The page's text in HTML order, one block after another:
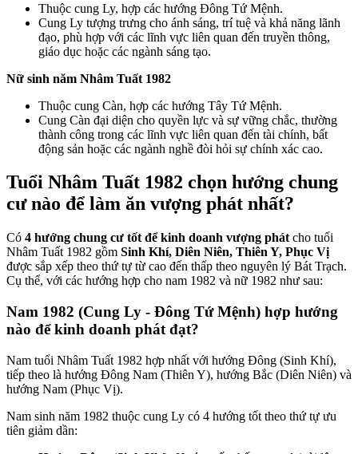
Thuộc cung Ly, hợp các hướng Đông Tứ Mệnh.
Cung Ly tượng trưng cho ánh sáng, trí tuệ và khả năng lãnh
đạo, phù hợp với các lĩnh vực liên quan đến truyền thông,
giáo dục hoặc các ngành sáng tạo.
Nữ sinh năm Nhâm Tuất 1982
Thuộc cung Càn, hợp các hướng Tây Tứ Mệnh.
Cung Càn đại diện cho quyền lực và sự vững chắc, thường
thành công trong các lĩnh vực liên quan đến tài chính, bất
động sản hoặc các ngành nghề đòi hỏi sự chính xác cao.
Tuổi Nhâm Tuất 1982 chọn hướng chung
cư nào để làm ăn vượng phát nhất?
Có 4 hướng chung cư tốt để kinh doanh vượng phát cho tuổi
Nhâm Tuất 1982 gồm Sinh Khí, Diên Niên, Thiên Y, Phục Vị
được sắp xếp theo thứ tự từ cao đến thấp theo nguyên lý Bát Trạch.
Cụ thể, với các hướng hợp cho nam 1982 và nữ 1982 như sau:
Nam 1982 (Cung Ly - Đông Tứ Mệnh) hợp hướng
nào để kinh doanh phát đạt?
Nam tuổi Nhâm Tuất 1982 hợp nhất với hướng Đông (Sinh Khí),
tiếp theo là hướng Đông Nam (Thiên Y), hướng Bắc (Diên Niên) và
hướng Nam (Phục Vị).
Nam sinh năm 1982 thuộc cung Ly có 4 hướng tốt theo thứ tự ưu
tiên giảm dần: